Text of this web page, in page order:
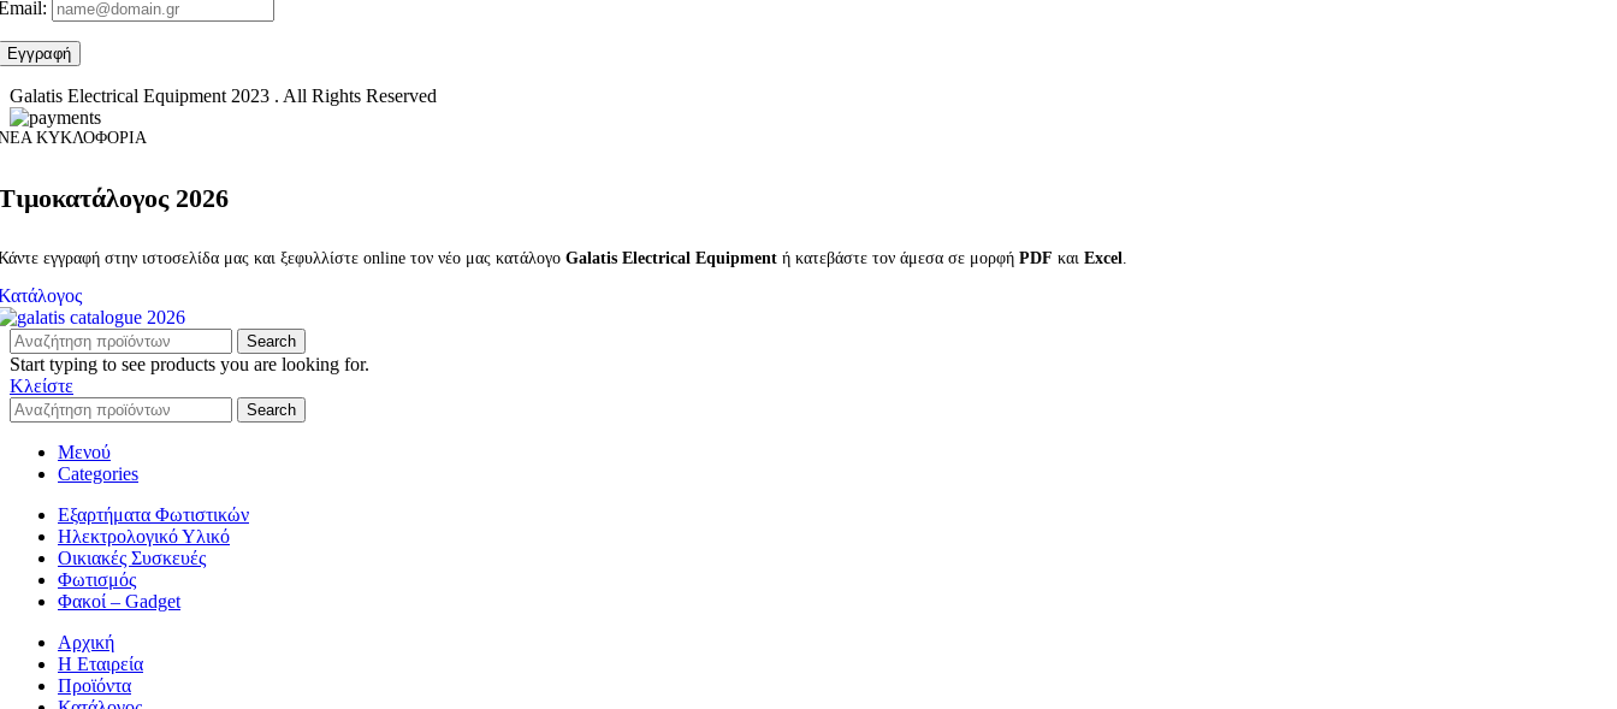
Galatis Electrical Equipment 2023 . All Rights Reserved
ΚΥΚΛΟΦΟΡΙΑ
2026
εγγραφή στην ιστοσελίδα μας και ξεφυλλίστε online τον νέο μας κατάλογο Galatis Electrical Equipment ή κατεβάστε τον άμεσα σε μορφή PDF και Excel.
Search
Start typing to see products you are looking for.
Κλείστε
Search
Μενού
Categories
Εξαρτήματα Φωτιστικών
Ηλεκτρολογικό Υλικό
Οικιακές Συσκευές
Φωτισμός
Φακοί – Gadget
Αρχική
Η Εταιρεία
Προϊόντα